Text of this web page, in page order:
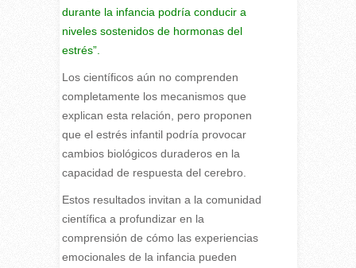
durante la infancia podría conducir a
niveles sostenidos de hormonas del
estrés”.
Los científicos aún no comprenden
completamente los mecanismos que
explican esta relación, pero proponen
que el estrés infantil podría provocar
cambios biológicos duraderos en la
capacidad de respuesta del cerebro.
Estos resultados invitan a la comunidad
científica a profundizar en la
comprensión de cómo las experiencias
emocionales de la infancia pueden